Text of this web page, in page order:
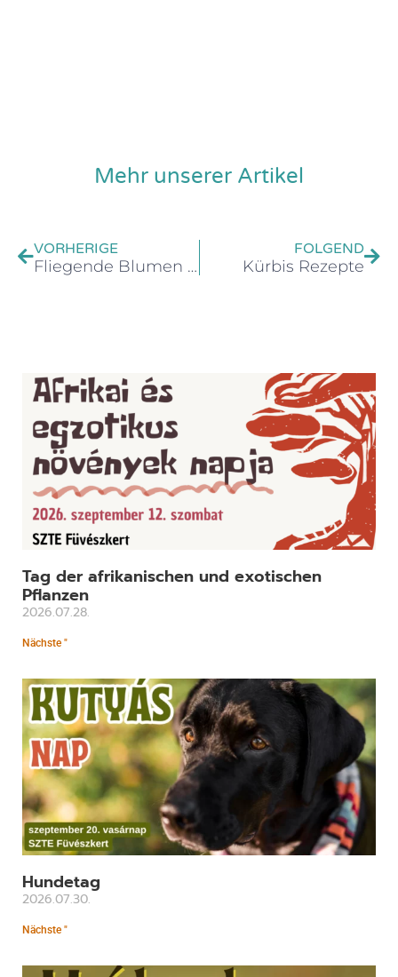
Mehr unserer Artikel
VORHERIGE
Fliegende Blumen – tropischer Schmetterlingsgarten im Botanischen Garten SZTE
FOLGEND
Kürbis Rezepte
Tag der afrikanischen und exotischen
Pflanzen
2026.07.28.
Nächste "
Hundetag
2026.07.30.
Nächste "